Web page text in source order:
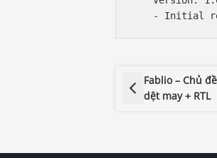
Fablio – Chủ
dệt may + RTL